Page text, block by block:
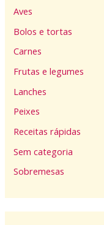
Aves
Bolos e tortas
Carnes
Frutas e legumes
Lanches
Peixes
Receitas rápidas
Sem categoria
Sobremesas